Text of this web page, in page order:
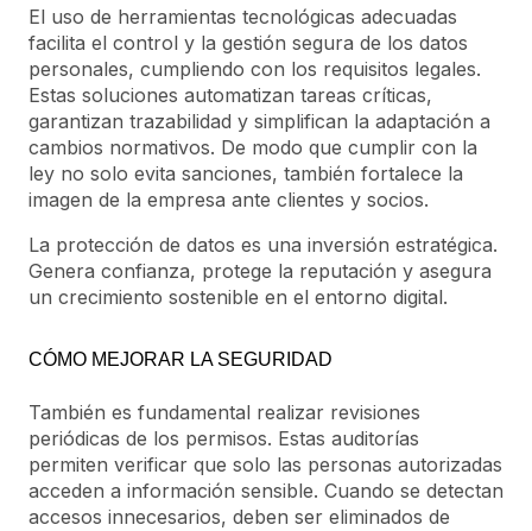
El uso de herramientas tecnológicas adecuadas
facilita el control y la gestión segura de los datos
personales, cumpliendo con los requisitos legales.
Estas soluciones automatizan tareas críticas,
garantizan trazabilidad y simplifican la adaptación a
cambios normativos. De modo que cumplir con la
ley no solo evita sanciones, también fortalece la
imagen de la empresa ante clientes y socios.
La protección de datos es una inversión estratégica.
Genera confianza, protege la reputación y asegura
un crecimiento sostenible en el entorno digital.
CÓMO MEJORAR LA SEGURIDAD
También es fundamental realizar revisiones
periódicas de los permisos. Estas auditorías
permiten verificar que solo las personas autorizadas
acceden a información sensible. Cuando se detectan
accesos innecesarios, deben ser eliminados de